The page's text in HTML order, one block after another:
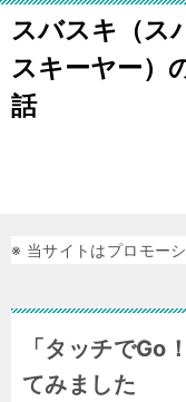
スバスキ（ス
スキーヤー）
話
※ 当サイトはプロモー
「タッチでGo
てみました